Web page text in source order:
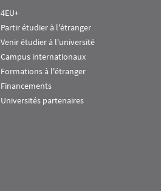
4EU+
Partir étudier à l'étranger
Venir étudier à l'université
Campus internationaux
Formations à l'étranger
Financements
Universités partenaires